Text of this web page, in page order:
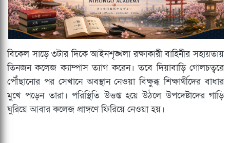
বিকেল সাড়ে ৩টার দিকে আইনশৃঙ্খলা রক্ষাকারী বাহিনীর সহায়তায়
তিনজন কলেজ ক্যাম্পাস ত্যাগ করেন। তবে দিয়াবাড়ি গোলচত্বরে
পৌঁছানোর পর সেখানে অবস্থান নেওয়া বিক্ষুব্ধ শিক্ষার্থীদের বাধার
মুখে পড়েন তারা। পরিস্থিতি উত্তপ্ত হয়ে উঠলে উপদেষ্টাদের গাড়ি
ঘুরিয়ে আবার কলেজ প্রাঙ্গণে ফিরিয়ে নেওয়া হয়।